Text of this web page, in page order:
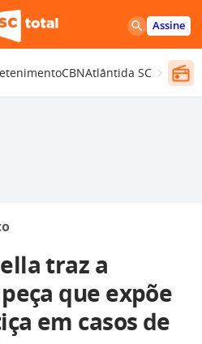
Assine
CBNAtlântida SC
traz a
que expõe
em casos de